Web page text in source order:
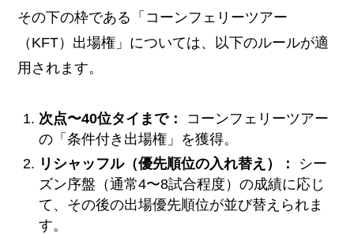
その下の枠である「コーンフェリーツアー
（KFT）出場権」については、以下のルールが適
用されます。
次点〜40位タイまで：
コーンフェリーツアー
の「条件付き出場権」を獲得。
リシャッフル（優先順位の入れ替え）：
シー
ズン序盤（通常4〜8試合程度）の成績に応じ
て、その後の出場優先順位が並び替えられま
す。